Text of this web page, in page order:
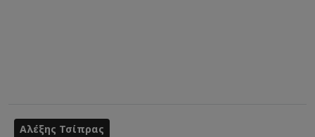
Αλέξης Τσίπρας